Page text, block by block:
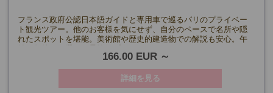
フランス政府公認日本語ガイドと専用車で巡るパリのプライベー
ト観光ツアー。他のお客様を気にせず、自分のペースで名所や隠
れたスポットを堪能。美術館や歴史的建造物での解説も安心。午
166.00 EUR
詳細を見る